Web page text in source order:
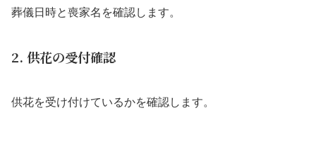
葬儀日時と喪家名を確認します。
2. 供花の受付確認
供花を受け付けているかを確認します。